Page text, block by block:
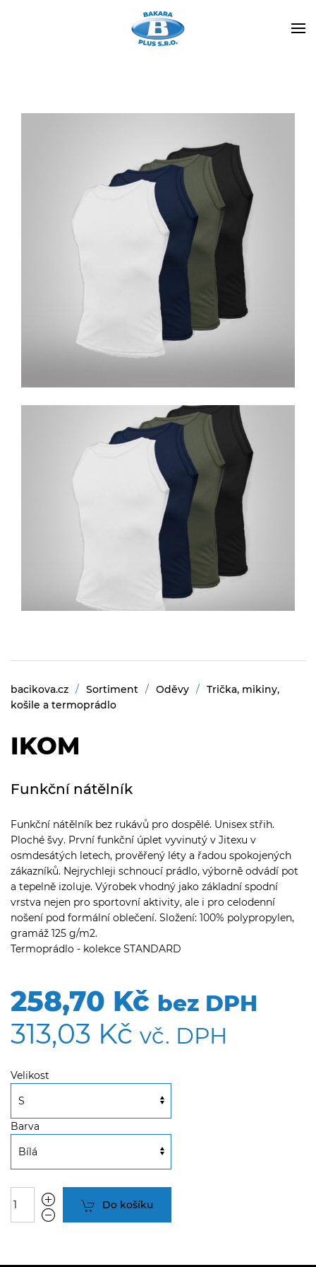
bacikova.cz Sortiment Oděvy
Trička, mikiny,
košile a termoprádlo
IKOM
Funkční nátělník
Funkční nátělník bez rukávů pro dospělé. Unisex střih.
Ploché švy. První funkční úplet vyvinutý v Jitexu v
osmdesátých letech, prověřený léty a řadou spokojených
zákazníků. Nejrychleji schnoucí prádlo, výborně odvádí pot
a tepelně izoluje. Výrobek vhodný jako základní spodní
vrstva nejen pro sportovní aktivity, ale i pro celodenní
nošení pod formální oblečení. Složení: 100% polypropylen,
gramáž 125 g/m2.
Termoprádlo - kolekce STANDARD
258,70 Kč bez DPH
313,03 Kč vč. DPH
Velikost
Barva
Do košíku